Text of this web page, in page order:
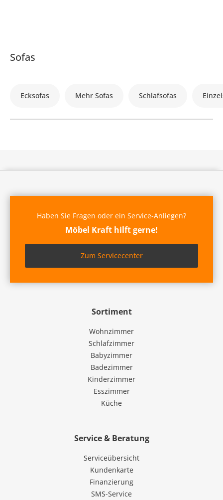
Sofas
Ecksofas Mehr Sofas Schlafsofas
Sortiment
Wohnzimmer
Schlafzimmer
Babyzimmer
Badezimmer
Kinderzimmer
Esszimmer
Küche
Service & Beratung
Serviceübersicht
Kundenkarte
Finanzierung
SMS-Service
Haben Sie Fragen oder ein Service-Anliegen?
Möbel Kraft hilft gerne!
Zum Servicecenter